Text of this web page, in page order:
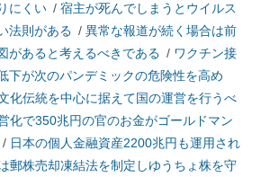
にくい / 宿主が死んでしまうとウイルス
法則がある / 異常な報道が続く場合は前
があると考えるべきである / ワクチン接
下が次のパンデミックの危険性を高め
化伝統を中心に据えて国の運営を行うべ
化で350兆円の官のお金がゴールドマン
/ 日本の個人金融資産2200兆円も運用され
郵株売却凍結法を制定しゆうちょ株を守